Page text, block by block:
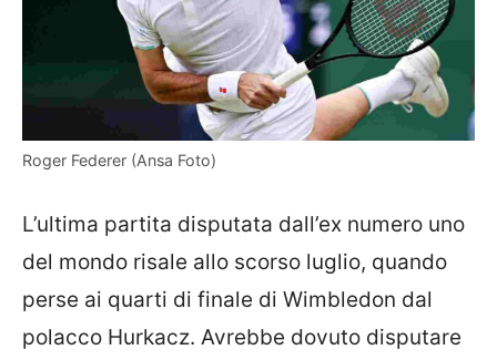
Roger Federer (Ansa Foto)
L’ultima partita disputata dall’ex numero uno
del mondo risale allo scorso luglio, quando
perse ai quarti di finale di Wimbledon dal
polacco Hurkacz. Avrebbe dovuto disputare